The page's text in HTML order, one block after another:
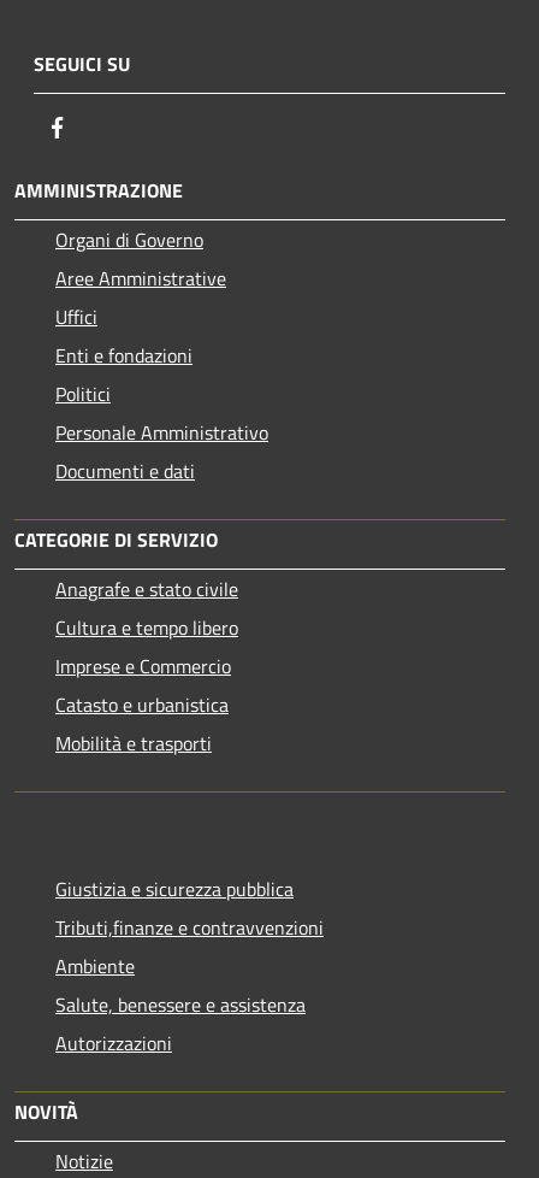
SEGUICI SU
AMMINISTRAZIONE
Organi di Governo
Aree Amministrative
Uffici
Enti e fondazioni
Politici
Personale Amministrativo
Documenti e dati
CATEGORIE DI SERVIZIO
Anagrafe e stato civile
Cultura e tempo libero
Imprese e Commercio
Catasto e urbanistica
Mobilità e trasporti
Giustizia e sicurezza pubblica
Tributi,finanze e contravvenzioni
Ambiente
Salute, benessere e assistenza
Autorizzazioni
NOVITÀ
Notizie